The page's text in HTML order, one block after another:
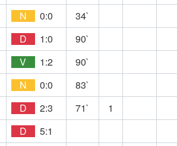
N 0:0
34`
D 1:0
90`
V 1:2
90`
N 0:0
83`
D 2:3 71`
1
D
5:1